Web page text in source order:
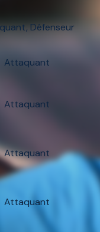
Défenseur
Attaquant
Attaquant
Attaquant
Attaquant